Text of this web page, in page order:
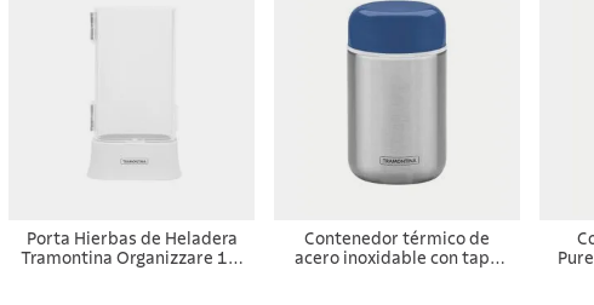
Porta Hierbas de Heladera
Tramontina Organizzare 1,2
Contenedor térmico de
acero inoxidable con tapa